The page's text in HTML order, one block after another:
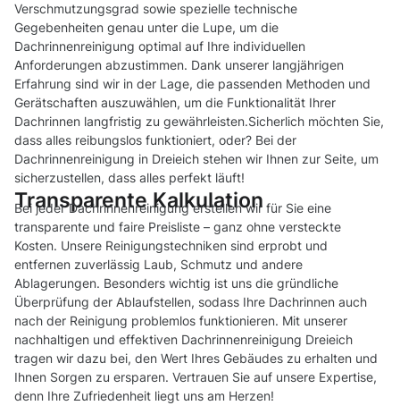
Verschmutzungsgrad sowie spezielle technische
Gegebenheiten genau unter die Lupe, um die
Dachrinnenreinigung optimal auf Ihre individuellen
Anforderungen abzustimmen. Dank unserer langjährigen
Erfahrung sind wir in der Lage, die passenden Methoden und
Gerätschaften auszuwählen, um die Funktionalität Ihrer
Dachrinnen langfristig zu gewährleisten.Sicherlich möchten Sie,
dass alles reibungslos funktioniert, oder? Bei der
Dachrinnenreinigung in Dreieich stehen wir Ihnen zur Seite, um
sicherzustellen, dass alles perfekt läuft!
Transparente Kalkulation
Bei jeder Dachrinnenreinigung erstellen wir für Sie eine
transparente und faire Preisliste – ganz ohne versteckte
Kosten. Unsere Reinigungstechniken sind erprobt und
entfernen zuverlässig Laub, Schmutz und andere
Ablagerungen. Besonders wichtig ist uns die gründliche
Überprüfung der Ablaufstellen, sodass Ihre Dachrinnen auch
nach der Reinigung problemlos funktionieren. Mit unserer
nachhaltigen und effektiven Dachrinnenreinigung Dreieich
tragen wir dazu bei, den Wert Ihres Gebäudes zu erhalten und
Ihnen Sorgen zu ersparen. Vertrauen Sie auf unsere Expertise,
denn Ihre Zufriedenheit liegt uns am Herzen!